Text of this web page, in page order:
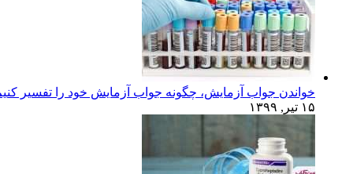
خواندن جواب آزمایش، چگونه جواب آزمایش خود را تفسیر
۱۵ تیر, ۱۳۹۹